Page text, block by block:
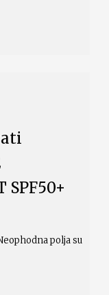
SPF50+
polja su